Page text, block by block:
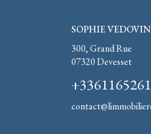
SOPHIE
300, Grand Rue
07320Devesset